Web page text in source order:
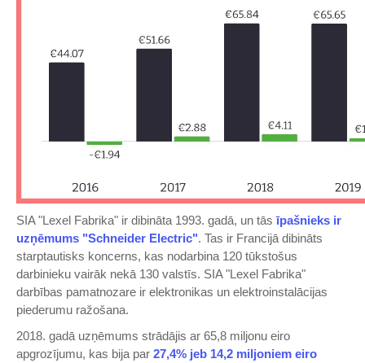
SIA "Lexel Fabrika" ir dibināta 1993. gadā, un tāsīpašnieks ir
uzņēmums "Schneider Electric". Tas ir Francijā dibināts
starptautisks koncerns, kas nodarbina 120 tūkstošus
darbinieku vairāk nekā 130 valstīs. SIA "Lexel Fabrika"
darbības pamatnozare ir elektronikas un elektroinstalācijas
piederumu ražošana.
2018. gadā uzņēmums strādājis ar 65,8 miljonu eiro
apgrozījumu, kas bija par 27,4% jeb 14,2 miljoniem eiro